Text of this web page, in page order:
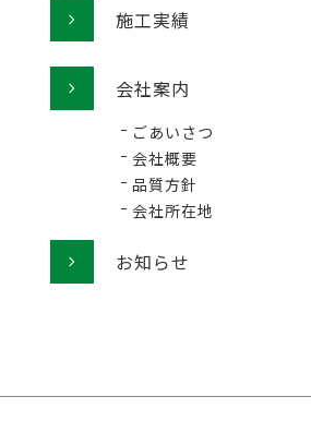
施工実績
会社案内
ごあいさつ
会社概要
品質方針
会社所在地
お知らせ